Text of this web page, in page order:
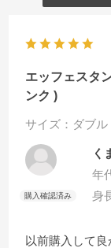
エッフェスタ
ンク )
サイズ：ダブル
く
年
身
以前購入して